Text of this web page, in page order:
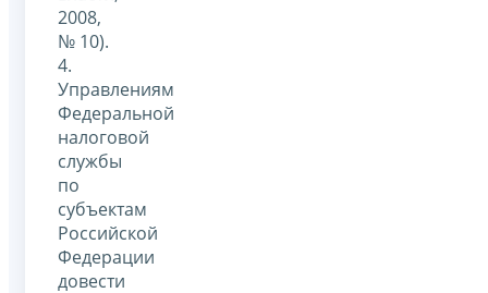
2008,
№ 10).
4.
Управлениям
Федеральной
налоговой
службы
по
субъектам
Российской
Федерации
довести